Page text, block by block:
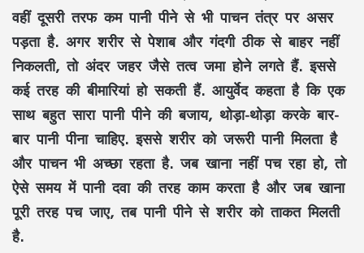
वहीं दूसरी तरफ कम पानी पीने से भी पाचन तंत्र पर असर
पड़ता है. अगर शरीर से पेशाब और गंदगी ठीक से बाहर नहीं
निकलती, तो अंदर जहर जैसे तत्व जमा होने लगते हैं. इससे
कई तरह की बीमारियां हो सकती हैं. आयुर्वेद कहता है कि एक
साथ बहुत सारा पानी पीने की बजाय, थोड़ा-थोड़ा करके बार-
बार पानी पीना चाहिए. इससे शरीर को जरूरी पानी मिलता है
और पाचन भी अच्छा रहता है. जब खाना नहीं पच रहा हो, तो
ऐसे समय में पानी दवा की तरह काम करता है और जब खाना
पूरी तरह पच जाए, तब पानी पीने से शरीर को ताकत मिलती
है.